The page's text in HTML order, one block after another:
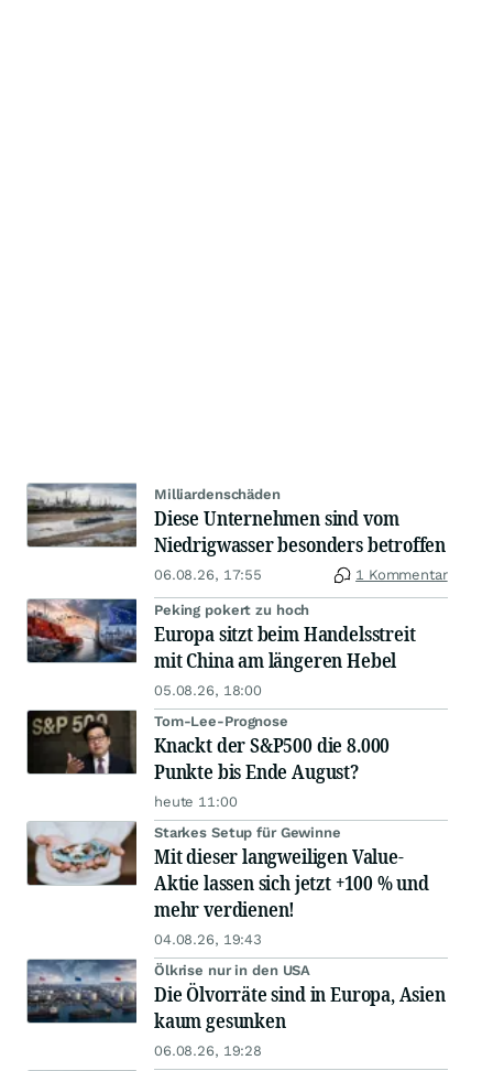
Milliardenschäden
Diese Unternehmen sind vom
Niedrigwasser besonders betroffen
06.08.26, 17:55 1 Kommentar
Peking pokert zu hoch
Europa sitzt beim Handelsstreit
mit China am längeren Hebel
05.08.26, 18:00
Tom-Lee-Prognose
Knackt der S&P500 die 8.000
Punkte bis Ende August?
heute 11:00
Starkes Setup für Gewinne
Mit dieser langweiligen Value-
Aktie lassen sich jetzt +100 % und
mehr verdienen!
04.08.26, 19:43
Ölkrise nur in den USA
Die Ölvorräte sind in Europa, Asien
kaum gesunken
06.08.26, 19:28